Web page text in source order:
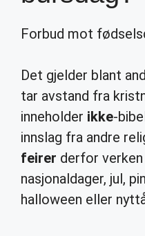
Forbud mot
Det gjelder blant
tar avstand fra
inneholder ikke-
innslag fra andre
feirer derfor
nasjonaldager, jul,
halloween eller